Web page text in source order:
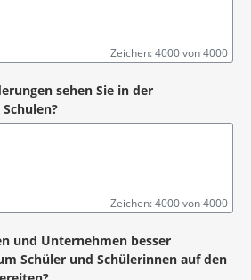
Zeichen: 4000 von 4000
sehen Sie in der
Zeichen: 4000 von 4000
und Unternehmen besser
Schüler und Schülerinnen auf den